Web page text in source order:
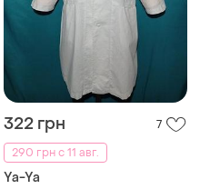
322 грн
7
290 грн с 11 авг.
Ya-Ya